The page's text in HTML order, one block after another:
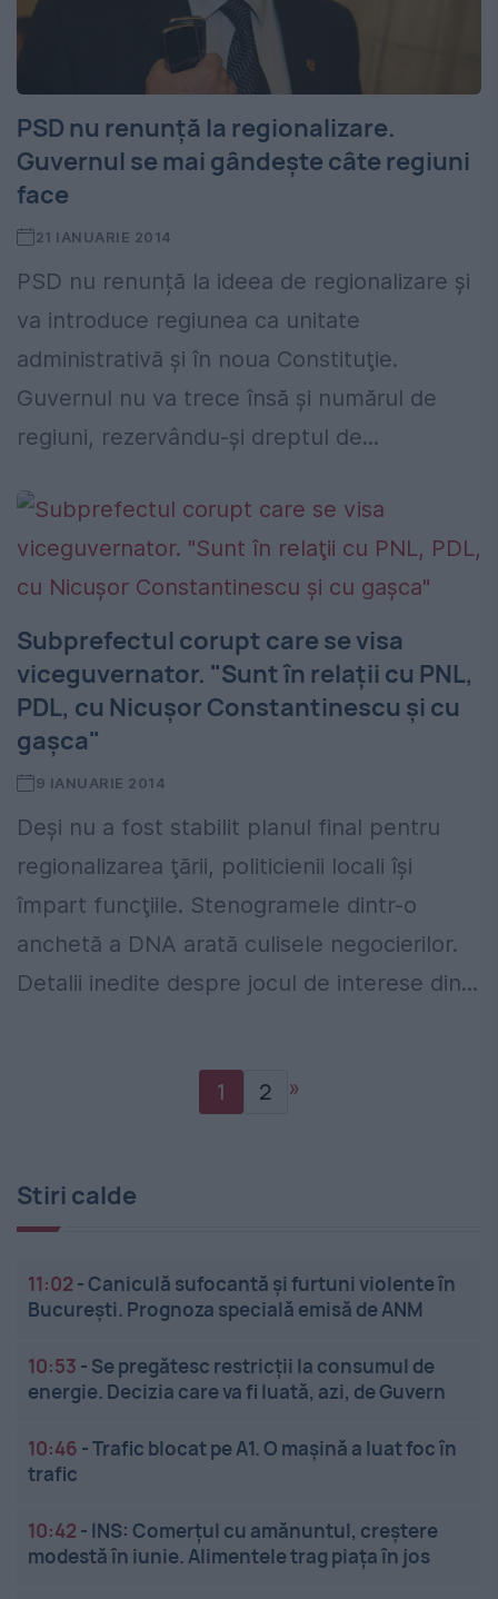
PSD nu renunță la regionalizare.
Guvernul se mai gândește câte regiuni
face
21 IANUARIE 2014
PSD nu renunță la ideea de regionalizare și
va introduce regiunea ca unitate
administrativă și în noua Constituţie.
Guvernul nu va trece însă și numărul de
regiuni, rezervându-și dreptul de...
Subprefectul corupt care se visa
viceguvernator. "Sunt în relaţii cu PNL,
PDL, cu Nicuşor Constantinescu şi cu
gaşca"
9 IANUARIE 2014
Deşi nu a fost stabilit planul final pentru
regionalizarea ţării, politicienii locali îşi
împart funcţiile. Stenogramele dintr-o
anchetă a DNA arată culisele negocierilor.
Detalii inedite despre jocul de interese din...
1 2 »
Stiri calde
11:02 -Caniculă sufocantă și furtuni violente în
București. Prognoza specială emisă de ANM
10:53 - Se pregătesc restricții la consumul de
energie. Decizia care va fi luată, azi, de Guvern
10:46 -Trafic blocat pe A1. O mașină a luat foc în
trafic
10:42 - INS: Comerțul cu amănuntul, creștere
modestă în iunie. Alimentele trag piața în jos